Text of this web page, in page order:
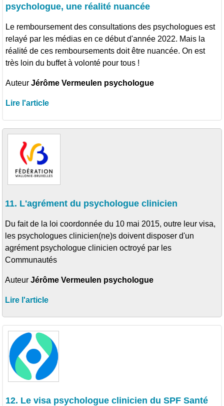
psychologue, une réalité nuancée
Le remboursement des consultations des psychologues est
relayé par les médias en ce début d'année 2022. Mais la
réalité de ces remboursements doit être nuancée. On est
très loin du buffet à volonté pour tous !
AuteurJérôme Vermeulen psychologue
Lire l'article
11. L'agrément du psychologue clinicien
Du fait de la loi coordonnée du 10 mai 2015, outre leur visa,
les psychologues clinicien(ne)s doivent disposer d'un
agrément psychologue clinicien octroyé par les
Communautés
AuteurJérôme Vermeulen psychologue
Lire l'article
12. Le visa psychologue clinicien du SPF Santé